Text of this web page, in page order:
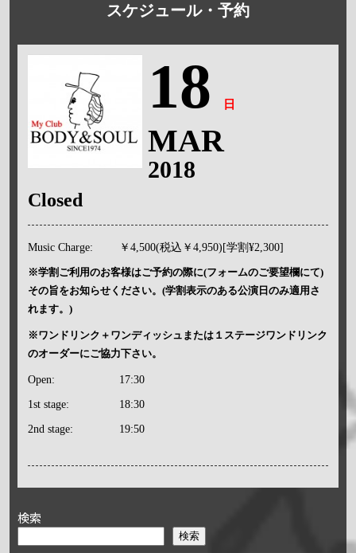
スケジュール・予約
18 日
MAR
2018
Closed
Music Charge: ￥4,500(税込￥4,950)[学割¥2,300]
※学割ご利用のお客様はご予約の際に(フォームのご要望欄にて)
その旨をお知らせください。(学割表示のある公演日のみ適用さ
れます。)
※ワンドリンク＋ワンディッシュまたは１ステージワンドリンク
のオーダーにご協力下さい。
Open: 17:30
1st stage: 18:30
2nd stage: 19:50
検索
検索